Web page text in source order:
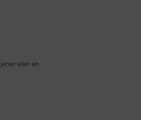
eller en